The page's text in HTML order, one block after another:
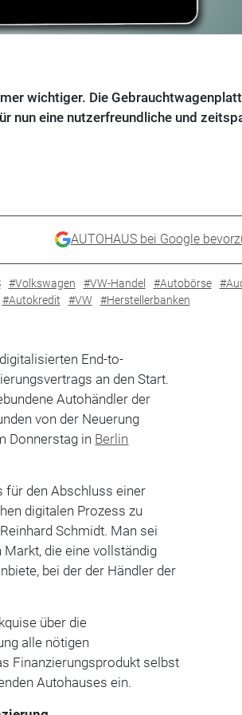
wichtiger. Die
nun eine nutzerfreundliche und
AUTOHAUS bei Google
#Volkswagen #VW-Handel #Autobörse
#Autokredit #VW
#Herstellerbanken
End-to-
an den Start.
Autohändler der
von der Neuerung
Donnerstag in Berlin
für den Abschluss einer
digitalen Prozess zu
Schmidt. Man sei
die eine vollständig
bei der der Händler der
über die
alle nötigen
Finanzierungsprodukt selbst
Autohauses ein.